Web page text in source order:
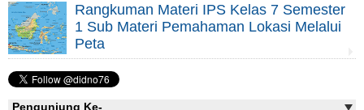
Rangkuman Materi IPS Kelas 7 Semester
1 Sub Materi Pemahaman Lokasi Melalui
Peta
Pengunjung Ke-